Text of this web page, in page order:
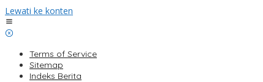
Lewati ke konten
Terms of Service
Sitemap
Indeks Berita